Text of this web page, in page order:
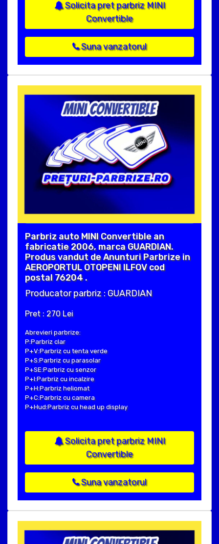
Solicita pret parbriz MINI
Convertible
Suna vanzatorul
Parbriz auto MINI Convertible an
fabricatie 2006, marca GUARDIAN.
Produs vandut de Anunturi Parbrize in
AEROPORTUL OTOPENI ILFOV cod
postal 76204 .
Producator parbriz : GUARDIAN
Pret : 270 Lei
Abrevieri parbrize:
P:Parbriz clar
P+V:Parbriz cu tenta verde
P+S:Parbriz cu parasolar
P+SE:Parbriz cu senzor
P+I:Parbriz cu incalzire
P+H:Parbriz heliomat
P+C:Parbriz cu camera
P+Hud:Parbriz cu head up display
Solicita pret parbriz MINI
Convertible
Suna vanzatorul